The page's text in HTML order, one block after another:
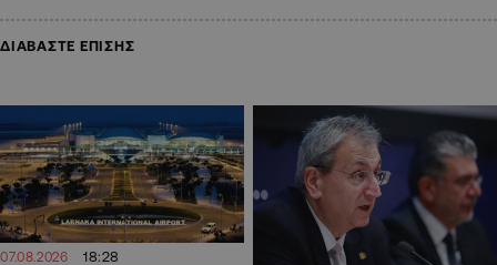
ΔΙΑΒΑΣΤΕ ΕΠΙΣΗΣ
07.08.2026 18:28